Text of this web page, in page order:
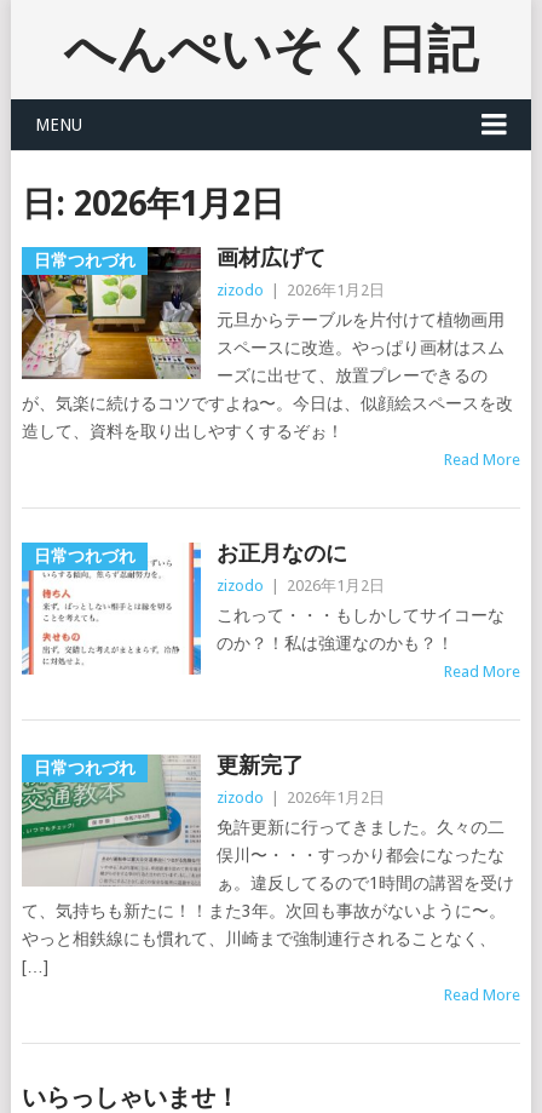
へんぺいそく日記
MENU
日: 2026年1月2日
日常つれづれ 画材広げて
zizodo 2026年1月2日
元旦からテーブルを片付けて植物画用
スペースに改造。やっぱり画材はスム
ーズに出せて、放置プレーできるの
が、気楽に続けるコツですよね〜。今日は、似顔絵スペースを改
造して、資料を取り出しやすくするぞぉ！
Read More
日常つれづれ お正月なのに
zizodo 2026年1月2日
これって・・・もしかしてサイコーな
のか？！私は強運なのかも？！
Read More
日常つれづれ 更新完了
zizodo 2026年1月2日
免許更新に行ってきました。久々の二
俣川〜・・・すっかり都会になったな
ぁ。違反してるので1時間の講習を受け
て、気持ちも新たに！！また3年。次回も事故がないように〜。
やっと相鉄線にも慣れて、川崎まで強制連行されることなく、
[…]
Read More
いらっしゃいませ！